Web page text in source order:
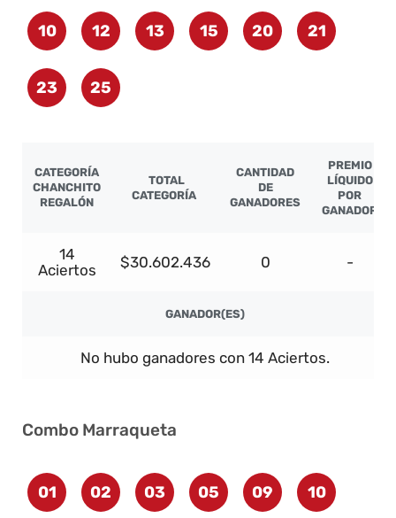
10 12 13 15 20 21
23 25
CATEGORÍA
CHANCHITO
REGALÓN
TOTAL
CATEGORÍA
CANTIDAD
DE
GANADORES
PREMIO
LÍQUIDO
POR
GANADOR
14
Aciertos
$30.602.436 0 -
GANADOR(ES)
No hubo ganadores con 14 Aciertos.
Combo Marraqueta
01 02 03 05 09 10